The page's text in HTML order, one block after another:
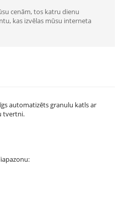
cenām, tos katru dienu
kas izvēlas mūsu interneta
automatizēts granulu katls ar
tvertni.